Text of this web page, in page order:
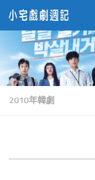
Skip to content
2010年韓劇